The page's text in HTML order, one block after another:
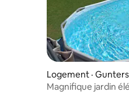
Logement ·
Magnifique jardin